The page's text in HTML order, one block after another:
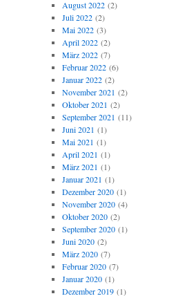
August 2022(2)
Juli 2022(2)
Mai 2022(3)
April 2022(2)
März 2022(7)
Februar 2022(6)
Januar 2022(2)
November 2021 (2)
Oktober 2021 (2)
September 2021 (11)
Juni 2021 (1)
Mai 2021 (1)
April 2021 (1)
März 2021 (1)
Januar 2021 (1)
Dezember 2020(1)
November 2020(4)
Oktober 2020(2)
September 2020(1)
Juni 2020(2)
März 2020(7)
Februar 2020(7)
Januar 2020(1)
Dezember 2019(1)